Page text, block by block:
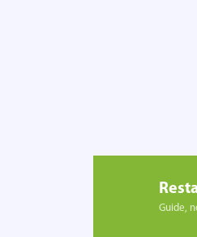
Guide,